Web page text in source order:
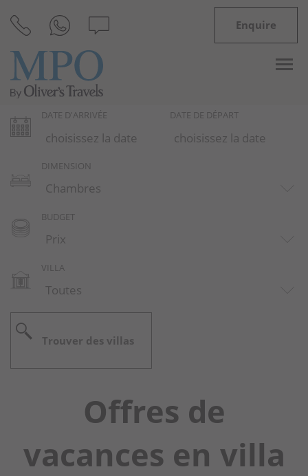
Enquire
Destinations
Inspiration
Villas
Minorque
Offres
Crédit VIP
Pourquoi nous?
DATE D'ARRIVÉE DATE DE DÉPART
DIMENSION
BUDGET
VILLA
Trouver des villas
Offres de
vacances en villa